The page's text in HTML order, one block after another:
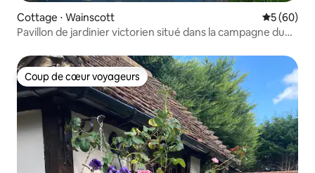
Cottage ⋅ Wainscott
5 (60)
Pavillon de jardinier victorien situé dans la campagne du
Coup de cœur voyageurs
Coup de cœur voyageurs